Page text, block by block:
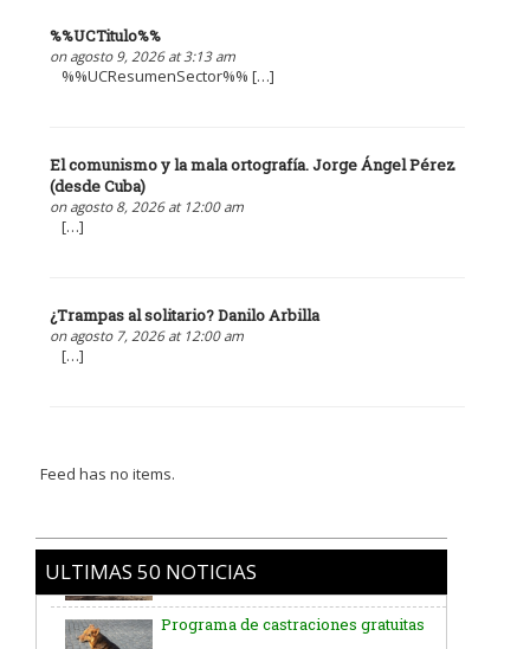
%%UCTitulo%%
on agosto 9, 2026 at 3:13 am
%%UCResumenSector%% […]
El comunismo y la mala ortografía. Jorge Ángel Pérez
(desde Cuba)
on agosto 8, 2026 at 12:00 am
[…]
¿Trampas al solitario? Danilo Arbilla
on agosto 7, 2026 at 12:00 am
[…]
Feed has no items.
ULTIMAS 50 NOTICIAS
Programa de castraciones gratuitas